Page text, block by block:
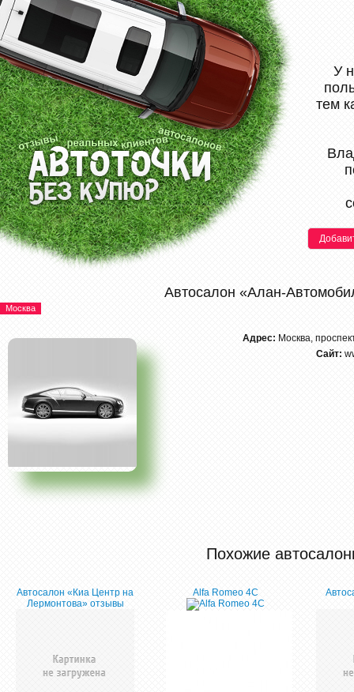
У
тем
Автосалон «Алан-
Москва
Адрес: Москва,
Сайт:
Похожие
Автосалон «Киа Центр на
Лермонтова» отзывы
Alfa Romeo 4C